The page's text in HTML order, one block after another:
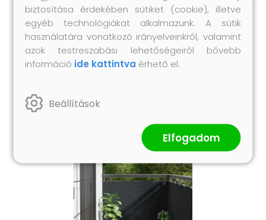
Hasonló termékek
biztosítása érdekében sütiket (cookie), illetve
egyéb technológiákat alkalmazunk. A sütik
használatára vonatkozó irányelveinkről, valamint
azok testreszabási lehetőségeiről bővebb
információ ide kattintva érhető el.
Beállítások
Elfogadom